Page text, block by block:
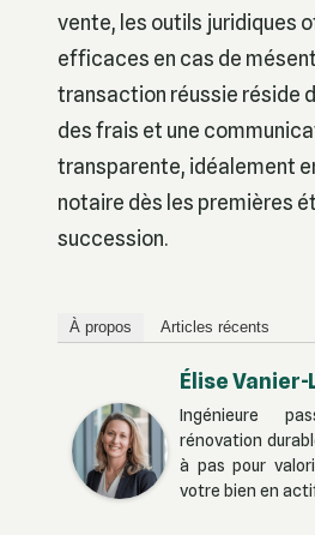
vente, les outils juridiques
efficaces en cas de
transaction réussie réside
des frais et une
transparente, idéalement
notaire dès les premières
succession.
À propos Articles récents
Élise
Ingénieure
rénovation
à pas pour
votre bien en